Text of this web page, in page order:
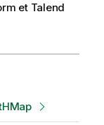
et Talend